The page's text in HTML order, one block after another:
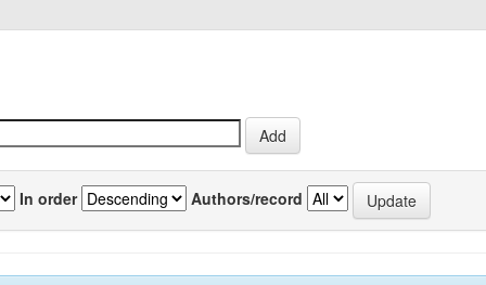
In order Authors/record